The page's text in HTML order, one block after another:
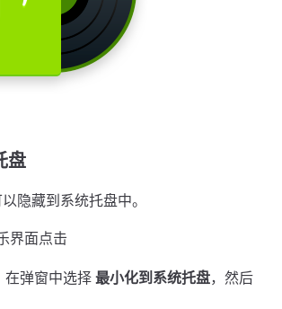
盘
隐藏到系统托盘中。
界面点击
在弹窗中选择 最小化到系统托盘，然后